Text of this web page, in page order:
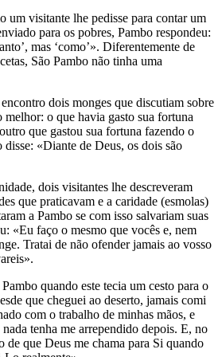
um visitante lhe pedisse para contar um
para os pobres, Pambo respondeu:
mas ‘como’». Diferentemente de
São Pambo não tinha uma
dois monges que discutiam sobre
melhor: o que havia gasto sua fortuna
que gastou sua fortuna fazendo o
disse: «Diante de Deus, os dois são
dois visitantes lhe descreveram
que praticavam e a caridade (esmolas)
a Pambo se com isso salvariam suas
«Eu faço o mesmo que vocês e, nem
Tratai de não ofender jamais ao vosso
quando este tecia um cesto para o
que cheguei ao deserto, jamais comi
com o trabalho de minhas mãos, e
tenha me arrependido depois. E, no
de que Deus me chama para Si quando